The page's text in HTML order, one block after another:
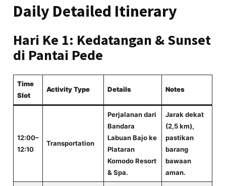
Daily Detailed Itinerary
Hari Ke 1: Kedatangan & Sunset
di Pantai Pede
Time
Slot
Activity Type Details Notes
12:00–
12:10
Transportation
Perjalanan dari
Bandara
Labuan Bajo ke
Plataran
Komodo Resort
& Spa.
Jarak dekat
(2,5 km),
pastikan
barang
bawaan
aman.